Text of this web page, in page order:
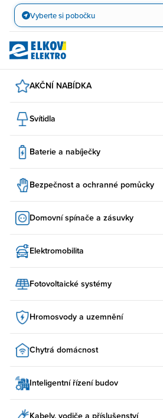
Přejít
obsah
Vyberte si pobočku
AKČNÍ NABÍDKA
Svítidla
Baterie a nabíječky
Bezpečnost a ochranné pomůcky
Domovní spínače a zásuvky
Elektromobilita
Fotovoltaické systémy
Hromosvody a uzemnění
Chytrá domácnost
Inteligentní řízení budov
Kabely, vodiče a příslušenství